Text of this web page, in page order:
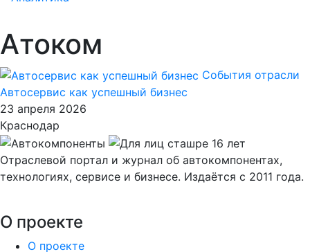
Атоком
События отрасли
Автосервис как успешный бизнес
23 апреля 2026
Краснодар
Отраслевой портал и журнал об автокомпонентах,
технологиях, сервисе и бизнесе. Издаётся с 2011 года.
О проекте
О проекте